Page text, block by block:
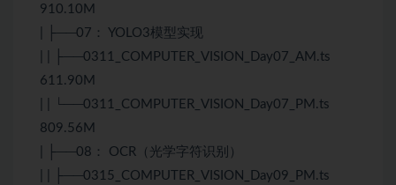
910.10M
| ├──07： YOLO3模型实现
| | ├──0311_COMPUTER_VISION_Day07_AM.ts
611.90M
| | └──0311_COMPUTER_VISION_Day07_PM.ts
809.56M
| ├──08： OCR（光学字符识别）
| | ├──0315_COMPUTER_VISION_Day09_PM.ts